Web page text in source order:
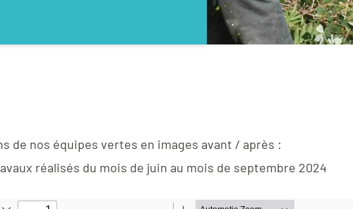
de nos équipes vertes en images avant / après :
réalisés du mois de juin au mois de septembre 2024